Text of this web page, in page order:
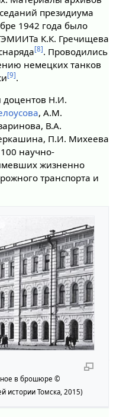
президиума
1942 года было
К.К. Гречищева
[8]. Проводились
немецких танков
[9].
доцентов Н.И.
, А.М.
В.А.
П.И. Михеева
научно-
жизненно
транспорта и
в брошюре ©
истории Томска, 2015)